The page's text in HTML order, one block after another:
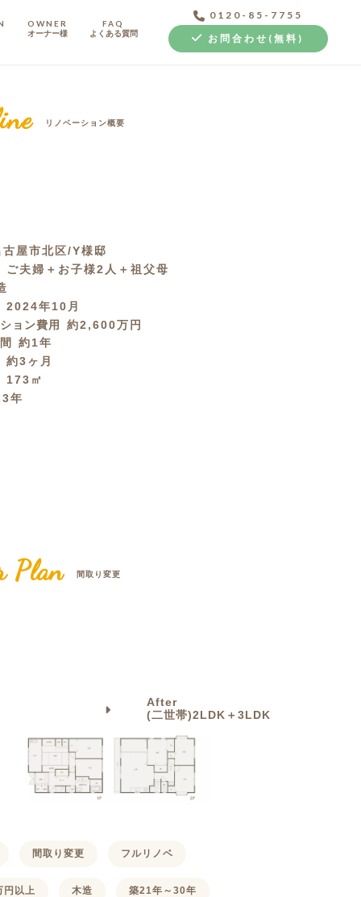
OWNER
オーナー様
FAQ
よくある質問
0120-85-7755
お問合わせ(無料)
リノベーション概要
古屋市北区/Y様邸
ご夫婦＋お子様2人＋祖父母
2024年10月
ョン費用
約2,600万円
約1年
約3ヶ月
173㎡
年
Plan 間取り変更
After
(二世帯)2LDK＋3LDK
間取り変更 フルリノベ
円以上 木造 築21年～30年